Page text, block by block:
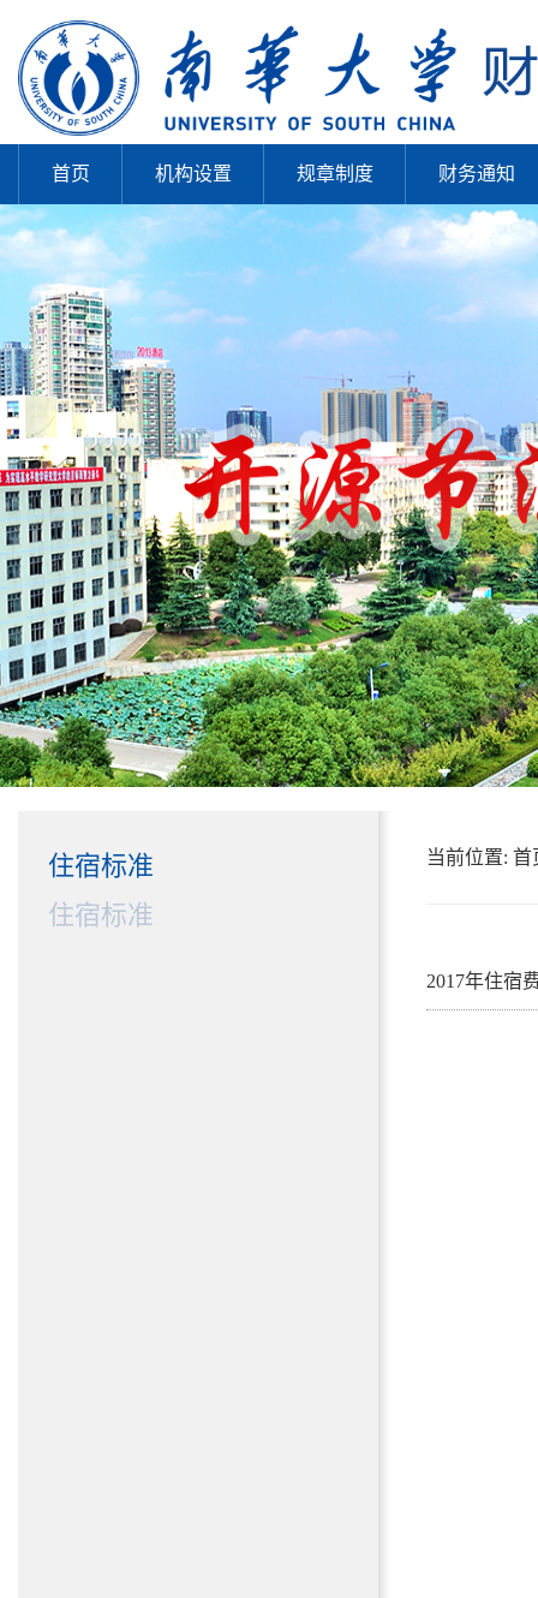
首页 机构设置 规章制度 财务通知
住宿标准
住宿标准
当前位置: 首
2017年住宿